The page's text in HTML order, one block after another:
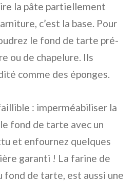
la pâte partiellement
c’est la base. Pour
le fond de tarte pré-
ou de chapelure. Ils
comme des éponges.
: imperméabiliser la
fond de tarte avec un
et enfournez quelques
garanti ! La farine de
fond de tarte, est aussi une